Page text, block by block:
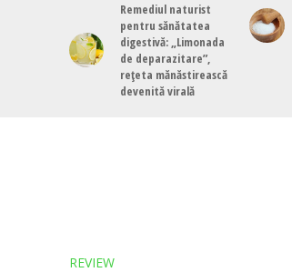
Remediul naturist
pentru sănătatea
digestivă: „Limonada
de deparazitare”,
rețeta mănăstirească
devenită virală
REVIEW